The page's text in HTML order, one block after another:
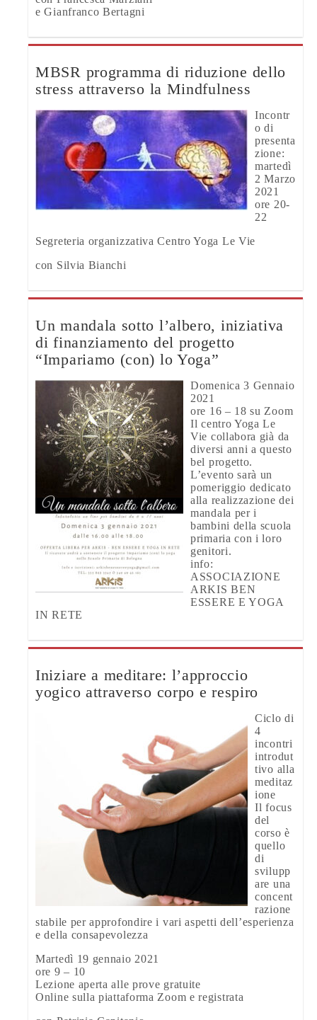
e Gianfranco Bertagni
MBSR programma di riduzione dello
stress attraverso la Mindfulness
Incontr
o di
presenta
zione:
martedì
2 Marzo
2021
ore 20-
22
Segreteria organizzativa Centro Yoga Le Vie
con Silvia Bianchi
Un mandala sotto l’albero, iniziativa
di finanziamento del progetto
“Impariamo (con) lo Yoga”
Domenica 3 Gennaio
2021
ore 16 – 18 su Zoom
Il centro Yoga Le
Vie collabora già da
diversi anni a questo
bel progetto.
L’evento sarà un
pomeriggio dedicato
alla realizzazione dei
mandala per i
bambini della scuola
primaria con i loro
genitori.
info:
ASSOCIAZIONE
ARKIS BEN
ESSERE E YOGA
IN RETE
Iniziare a meditare: l’approccio
yogico attraverso corpo e respiro
Ciclo di
4
incontri
introdut
tivo alla
meditaz
ione
Il focus
del
corso è
quello
di
svilupp
are una
concent
razione
stabile per approfondire i vari aspetti dell’esperienza
e della consapevolezza
Martedì 19 gennaio 2021
ore 9 – 10
Lezione aperta alle prove gratuite
Online sulla piattaforma Zoom e registrata